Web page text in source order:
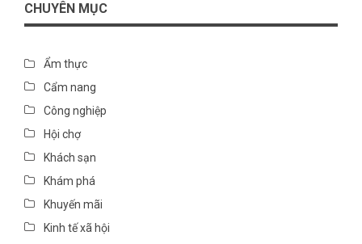
CHUYÊN MỤC
Ẩm thực
Cẩm nang
Công nghiệp
Hội chợ
Khách sạn
Khám phá
Khuyến mãi
Kinh tế xã hội